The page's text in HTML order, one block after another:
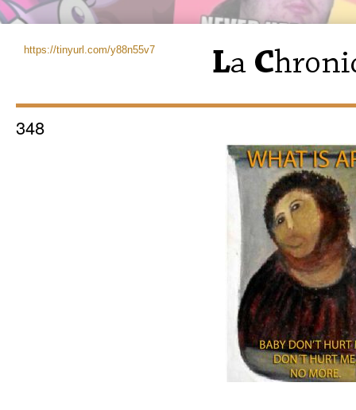
https://tinyurl.com/y88n55v7
348